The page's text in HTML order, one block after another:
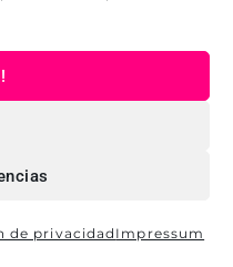
de privacidadImpressum
de
su producto
sean más
sitio.